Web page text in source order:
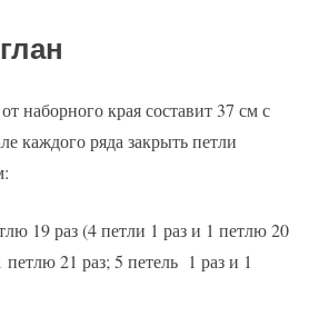
наборного края составит 37 см с
каждого ряда закрыть петли
19 раз (4 петли 1 раз и 1 петлю 20
петлю 21 раз; 5 петель 1 раз и 1